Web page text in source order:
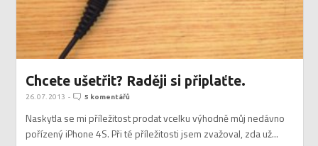
Chcete ušetřit? Raději si připlaťte.
26. 07. 2013 - 5 komentářů
Naskytla se mi příležitost prodat vcelku výhodně můj nedávno
pořízený iPhone 4S. Při té příležitosti jsem zvažoval, zda už...